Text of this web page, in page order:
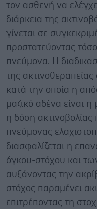
τον ασθενή να
διάρκεια της
γίνεται σε
προστατεύοντας
πνεύμονα. Η
της
κατά την οποία η
μαζικό αδένα είναι
η δόση
πνεύμονας
διασφαλίζεται η
όγκου-στόχου και
αυξάνοντας την
στόχος παραμένει
επιτρέποντας τη